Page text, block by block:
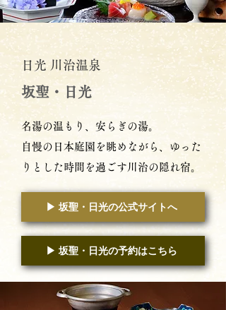
日光 川治温泉
​坂聖・日光
名湯の温もり、安らぎの湯。
自慢の日本庭園を眺めながら、ゆった
りとした時間を過ごす川治の隠れ宿。
▶︎ 坂聖・日光の公式サイトへ
▶︎ 坂聖・日光の予約はこちら